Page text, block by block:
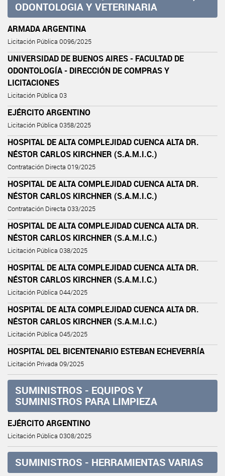
ODONTOLOGIA Y VETERINARIA
ARMADA ARGENTINA
Licitación Pública 0096/2025
UNIVERSIDAD DE BUENOS AIRES - FACULTAD DE
ODONTOLOGÍA - DIRECCIÓN DE COMPRAS Y
LICITACIONES
Licitación Pública 03
EJÉRCITO ARGENTINO
Licitación Pública 0358/2025
HOSPITAL DE ALTA COMPLEJIDAD CUENCA ALTA DR.
NÉSTOR CARLOS KIRCHNER (S.A.M.I.C.)
Contratación Directa 019/2025
HOSPITAL DE ALTA COMPLEJIDAD CUENCA ALTA DR.
NÉSTOR CARLOS KIRCHNER (S.A.M.I.C.)
Contratación Directa 033/2025
HOSPITAL DE ALTA COMPLEJIDAD CUENCA ALTA DR.
NÉSTOR CARLOS KIRCHNER (S.A.M.I.C.)
Licitación Pública 038/2025
HOSPITAL DE ALTA COMPLEJIDAD CUENCA ALTA DR.
NÉSTOR CARLOS KIRCHNER (S.A.M.I.C.)
Licitación Pública 044/2025
HOSPITAL DE ALTA COMPLEJIDAD CUENCA ALTA DR.
NÉSTOR CARLOS KIRCHNER (S.A.M.I.C.)
Licitación Pública 045/2025
HOSPITAL DEL BICENTENARIO ESTEBAN ECHEVERRÍA
Licitación Privada 09/2025
SUMINISTROS - EQUIPOS Y
SUMINISTROS PARA LIMPIEZA
EJÉRCITO ARGENTINO
Licitación Pública 0308/2025
SUMINISTROS - HERRAMIENTAS VARIAS